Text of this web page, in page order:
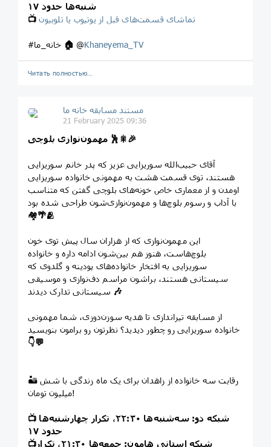
شنبه‌ها حدود ۱۷
📺 تماشای قسمت‌های قبل از یوتیوب یا تلوبیون
🏠 @Khaneyema_TV
Читать полностью…
مستند مسابقه خانه ما
21 February 2025 09:36
🕺 🎇🎉
آقای حبیب‌الله سوریزایی عزیز که پدر خانم سوریزایی
هستند، توی قسمت هشت به مهمونی خانواده سوریزایی
اومدن و از معماری خاص خونه‌های بلوچی گفتن که متناسب
با آداب و رسوم بلوچ‌ها و مهمون‌نوازی‌شون طراحی شده بود
🏘🌴🫂
این مهمون‌نوازی که از هزاران سال پیش توی خون
بلوچ‌هاست، هنوز هم بین‌شون ادامه داره و خانواده
سوریزایی به افتخار خانواده‌های پودینه و گلدوی که
سیستانی هستند، براشون مراسم دف‌نوازی و موسیقی
🎶
از مسابقه تیراندازی تا هدیه سوزن‌دوزی، شما مهمونی
خانواده سوریزایی رو چطور دیدید؟ نظرتون رو برامون بنویسید
👇💬
🏜 رقابت سه خانواده از زاهدان برای یک ماه زندگی با شش
میلیون تومان!
📺
حدود ۱۷
📺شبکه استانی هامون: جمعه‌ها ۲۱:۳۰، تکرار